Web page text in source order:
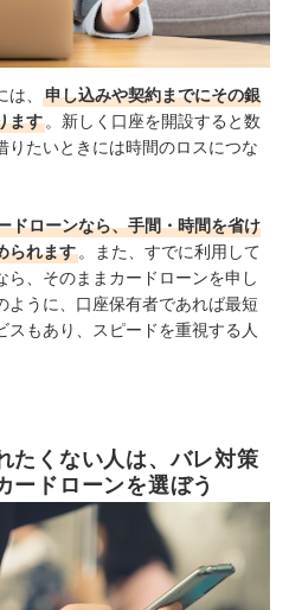
、
申し込みや契約までにその銀
ます 。新しく口座を開設すると数
りたいときには時間のロスにつな
ドローンなら、手間・時間を省け
られます 。また、すでに利用して
ら、そのままカードローンを申し
ように、口座保有者であれば最短
もあり、スピードを重視する人
たくない人は、バレ対策
ードローンを選ぼう